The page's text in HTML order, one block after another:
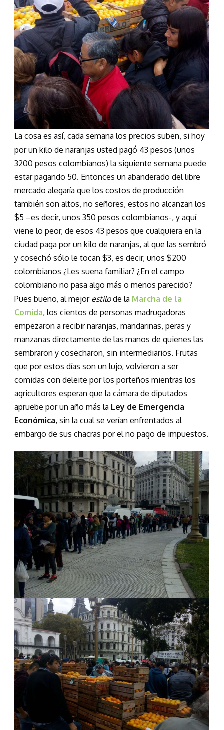
La cosa es así, cada semana los precios suben, si hoy
por un kilo de naranjas usted pagó 43 pesos (unos
3200 pesos colombianos) la siguiente semana puede
estar pagando 50. Entonces un abanderado del libre
mercado alegaría que los costos de producción
también son altos, no señores, estos no alcanzan los
$5 –es decir, unos 350 pesos colombianos-, y aquí
viene lo peor, de esos 43 pesos que cualquiera en la
ciudad paga por un kilo de naranjas, al que las sembró
y cosechó sólo le tocan $3, es decir, unos $200
colombianos ¿Les suena familiar? ¿En el campo
colombiano no pasa algo más o menos parecido?
Pues bueno, al mejor estilode la Marcha de la
Comida, los cientos de personas madrugadoras
empezaron a recibir naranjas, mandarinas, peras y
manzanas directamente de las manos de quienes las
sembraron y cosecharon, sin intermediarios. Frutas
que por estos días son un lujo, volvieron a ser
comidas con deleite por los porteños mientras los
agricultores esperan que la cámara de diputados
apruebe por un año más la Ley de Emergencia
Económica, sin la cual se verían enfrentados al
embargo de sus chacras por el no pago de impuestos.